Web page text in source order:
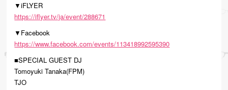
▼iFLYER
https://iflyer.tv/ja/event/288671
▼Facebook
https://www.facebook.com/events/113418992595390
■SPECIAL GUEST DJ
Tomoyuki Tanaka(FPM)
TJO